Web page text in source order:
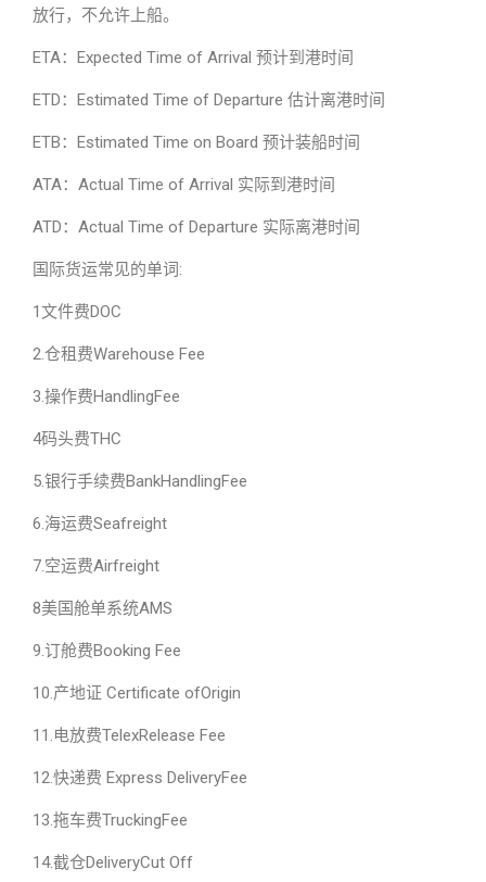
放行，不允许上船。
ETA：Expected Time of Arrival 预计到港时间
ETD：Estimated Time of Departure 估计离港时间
ETB：Estimated Time on Board 预计装船时间
ATA：Actual Time of Arrival 实际到港时间
ATD：Actual Time of Departure 实际离港时间
国际货运常见的单词:
1文件费DOC
2.仓租费Warehouse Fee
3.操作费HandlingFee
4码头费THC
5.银行手续费BankHandlingFee
6.海运费Seafreight
7.空运费Airfreight
8美国舱单系统AMS
9.订舱费Booking Fee
10.产地证 Certificate ofOrigin
11.电放费TelexRelease Fee
12.快递费 Express DeliveryFee
13.拖车费TruckingFee
14.截仓DeliveryCut Off